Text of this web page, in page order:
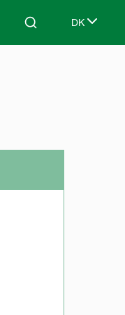
Search DK
Select